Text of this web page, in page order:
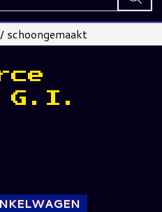
schoongemaakt
G.I.